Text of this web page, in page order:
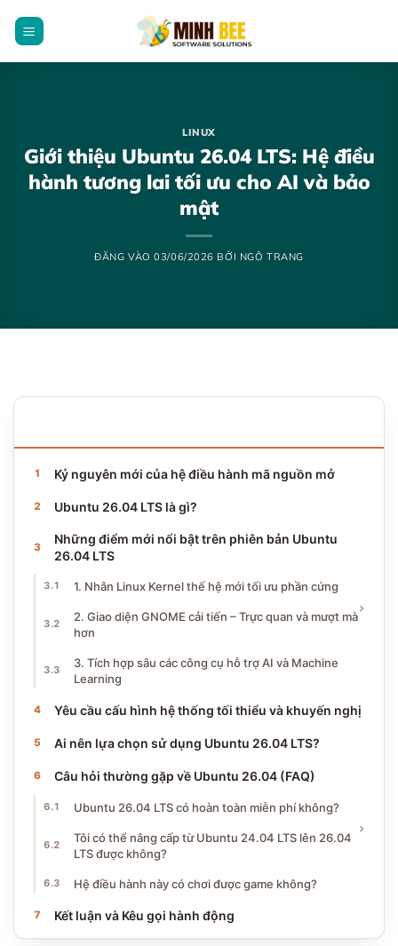
qua
LINUX
Giới thiệu Ubuntu 26.04 LTS: Hệ điều
hành tương lai tối ưu cho AI và bảo
mật
ĐĂNG VÀO03/06/2026 BỞI NGÔ TRANG
Kỷ nguyên mới của hệ điều hành mã nguồn mở
Ubuntu 26.04 LTS là gì?
Những điểm mới nổi bật trên phiên bản Ubuntu
26.04 LTS
1. Nhân Linux Kernel thế hệ mới tối ưu phần cứng
2. Giao diện GNOME cải tiến – Trực quan và mượt mà
hơn
3. Tích hợp sâu các công cụ hỗ trợ AI và Machine
Learning
Yêu cầu cấu hình hệ thống tối thiểu và khuyến nghị
Ai nên lựa chọn sử dụng Ubuntu 26.04 LTS?
Câu hỏi thường gặp về Ubuntu 26.04 (FAQ)
Ubuntu 26.04 LTS có hoàn toàn miễn phí không?
Tôi có thể nâng cấp từ Ubuntu 24.04 LTS lên 26.04
LTS được không?
Hệ điều hành này có chơi được game không?
Kết luận và Kêu gọi hành động